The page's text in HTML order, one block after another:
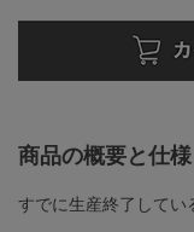
商品の概要と仕様
すでに生産終了してい